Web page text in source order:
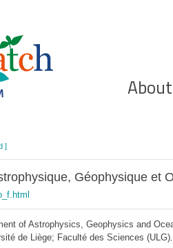
About
]
Géophysique et
of Astrophysics, Geophysics and
de Liège; Faculté des Sciences (ULG),